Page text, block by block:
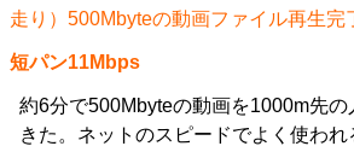
走り）500Mbyteの動画ファイル再生完
短パン11Mbps
約6分で500Mbyteの動画を1000m先
きた。ネットのスピードでよく使われ